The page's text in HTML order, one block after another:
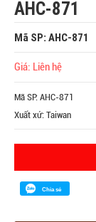
AHC-871
Mã SP: AHC-871
Giá: Liên hệ
Mã SP: AHC-871
Xuất xứ: Taiwan
Chia sẻ